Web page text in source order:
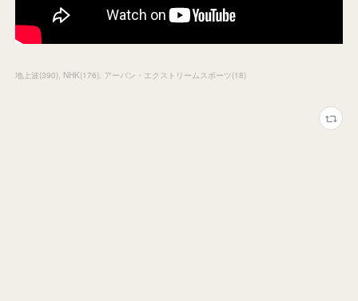
地上波(390) NHK(176) アーバン・エクストリームスポーツ(18)